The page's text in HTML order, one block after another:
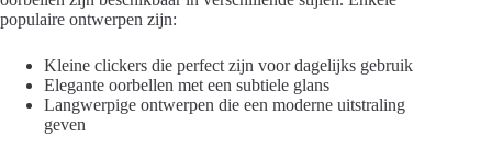
populaire ontwerpen zijn:
Kleine clickers die perfect zijn voor dagelijks gebruik
Elegante oorbellen met een subtiele glans
Langwerpige ontwerpen die een moderne uitstraling
geven